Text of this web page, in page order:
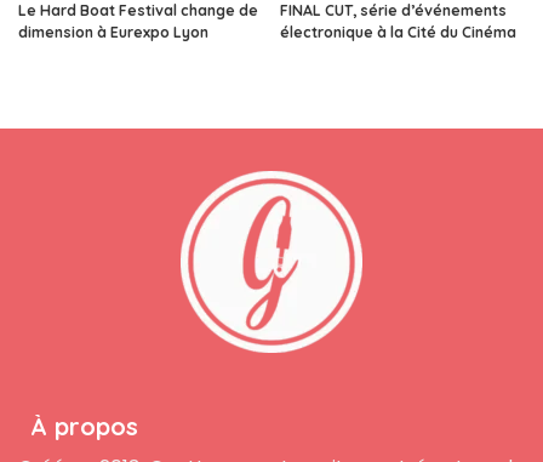
Le Hard Boat Festival change de
dimension à Eurexpo Lyon
FINAL CUT, série d’événements
électronique à la Cité du Cinéma
À propos